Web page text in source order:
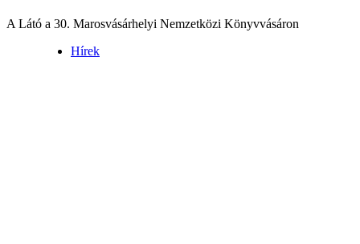
A Látó a 30. Marosvásárhelyi Nemzetközi Könyvvásáron
Hírek